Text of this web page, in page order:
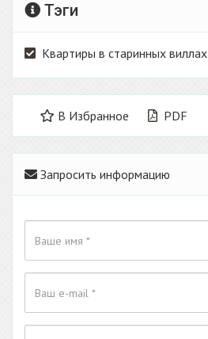
Тэги
Квартиры в старинных виллах
В Избранное PDF
Запросить информацию